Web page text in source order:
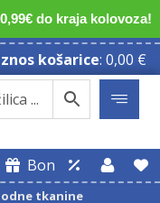
do kraja kolovoza!
košarice: 0,00 €
Bon
tkanine